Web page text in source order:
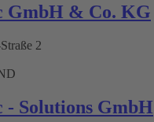
GmbH & Co. KG
2
- Solutions GmbH